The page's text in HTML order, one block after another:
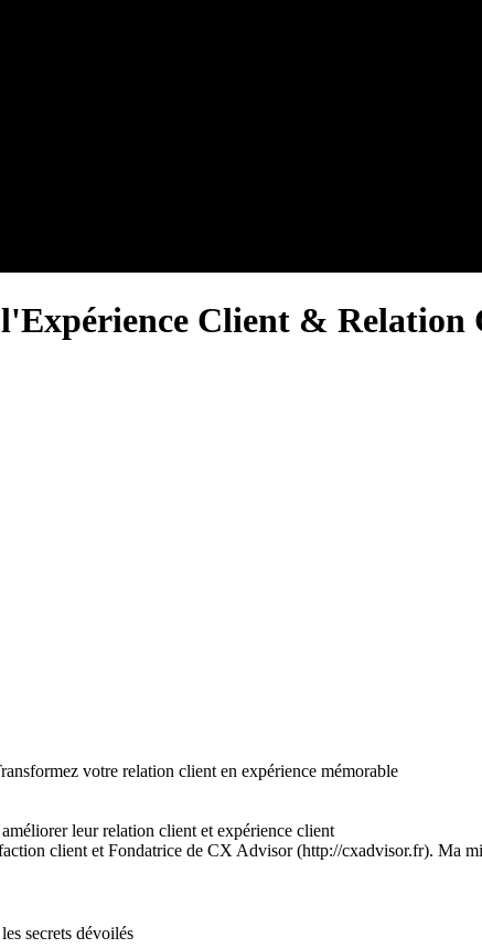
Client &
votre relation client en expérience mémorable
leur relation client et expérience client
client et Fondatrice de CX Advisor (http://cxadvisor.fr). Ma
secrets dévoilés